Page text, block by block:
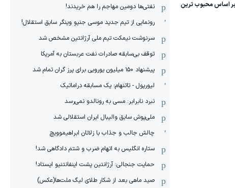
نفتی‌ها دومین مهاجم را هم خریدند!
رونمایی از تیم جدید موسی جنپو وینگر سابق استقلال!
سرنوشت نیمکت تیم ملی آرژانتین مشخص شد
توقف بی‌سابقه صادرات نفت عربستان به آمریکا
پیشنهاد ۱۵۰ میلیون یورویی برای پرز گران تمام شد
لیورپول - تاتنهام؛ یک مسابقه دراماتیک
نبرد نابرابر: مسی به رونالدو نمی‌رسد
ملی‌پوش سابق والیبال ایران استقلالی شد
چالش جالب و جذاب با زلاتان ابراهیموویچ
ستاره انگلیس به اتهام ضرب و شتم دادگاهی شد!
حمایت جنجالی: آرژانتین پشت اینفانتنیو ایستاد!
صید ماهی بعد از شکار طلای لیگ ملت‌ها(عکس)